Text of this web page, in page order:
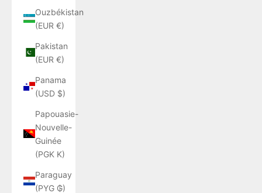
Ouzbékistan
(EUR €)
Pakistan
(EUR €)
Panama
(USD $)
Papouasie-
Nouvelle-
Guinée
(PGK K)
Paraguay
(PYG ₲)